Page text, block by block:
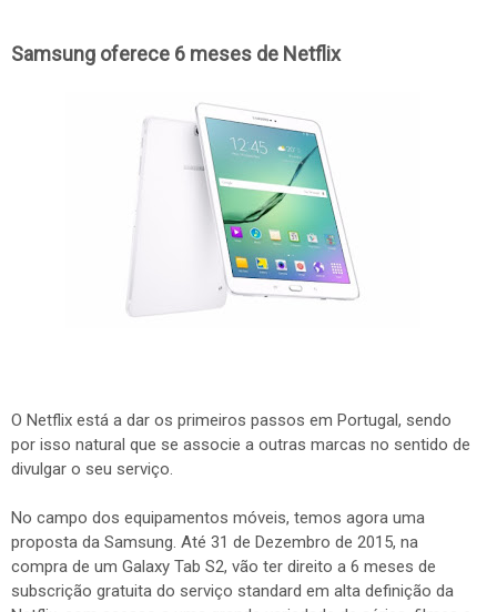
Samsung oferece 6 meses de Netflix
O Netflix está a dar os primeiros passos em Portugal, sendo
por isso natural que se associe a outras marcas no sentido de
divulgar o seu serviço.
No campo dos equipamentos móveis, temos agora uma
proposta da Samsung. Até 31 de Dezembro de 2015, na
compra de um Galaxy Tab S2, vão ter direito a 6 meses de
subscrição gratuita do serviço standard em alta definição da